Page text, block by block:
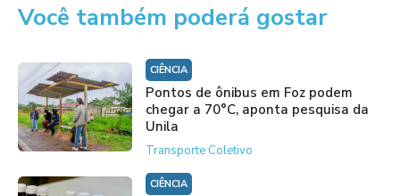
Você também poderá gostar
CIÊNCIA
Pontos de ônibus em Foz podem
chegar a 70°C, aponta pesquisa da
Unila
Transporte Coletivo
CIÊNCIA